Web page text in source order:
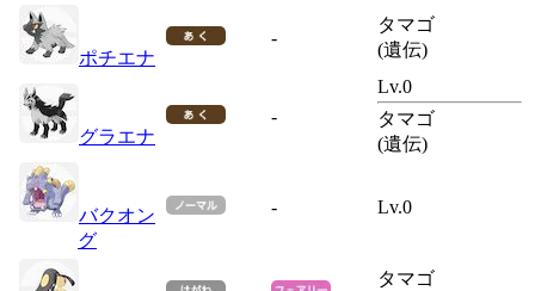
ポチエナ
-
タマゴ
(遺伝)
グラエナ
-
Lv.0
タマゴ
(遺伝)
バクオン
グ
- Lv.0
タマゴ